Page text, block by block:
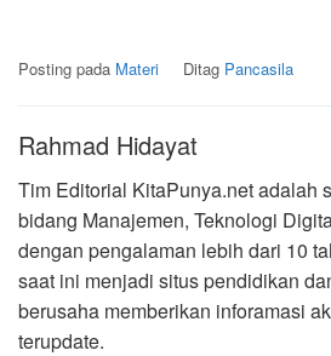
Posting pada Materi Ditag Pancasila
Rahmad Hidayat
Tim Editorial KitaPunya.net adalah
bidang Manajemen, Teknologi
dengan pengalaman lebih dari 10
saat ini menjadi situs pendidikan
berusaha memberikan inforamasi
terupdate.